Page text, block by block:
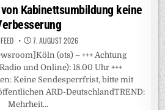
Kabinettsumbildung keine
7. AUGUST 2026
(ots) – +++ Achtung
und Online): 18.00 Uhr +++
Keine Sendesperrfrist, bitte mit
ARD-DeutschlandTREND:
Mehrheit…